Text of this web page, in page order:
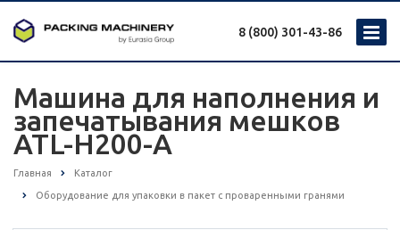
8 (800) 301-43-86
Машина для наполнения и
запечатывания мешков
ATL-H200-A
Главная Каталог
Оборудование для упаковки в пакет с проваренными гранями